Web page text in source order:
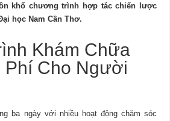
khổ chương trình hợp tác chiến lược
học Nam Cần Thơ.
Khám Chữa
Phí Cho Người
ba ngày với nhiều hoạt động chăm sóc